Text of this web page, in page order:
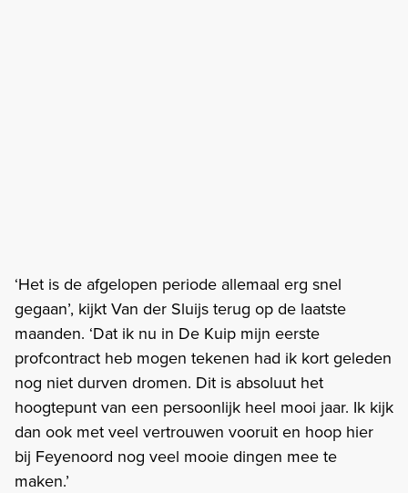
‘Het is de afgelopen periode allemaal erg snel
gegaan’, kijkt Van der Sluijs terug op de laatste
maanden. ‘Dat ik nu in De Kuip mijn eerste
profcontract heb mogen tekenen had ik kort geleden
nog niet durven dromen. Dit is absoluut het
hoogtepunt van een persoonlijk heel mooi jaar. Ik kijk
dan ook met veel vertrouwen vooruit en hoop hier
bij Feyenoord nog veel mooie dingen mee te
maken.’